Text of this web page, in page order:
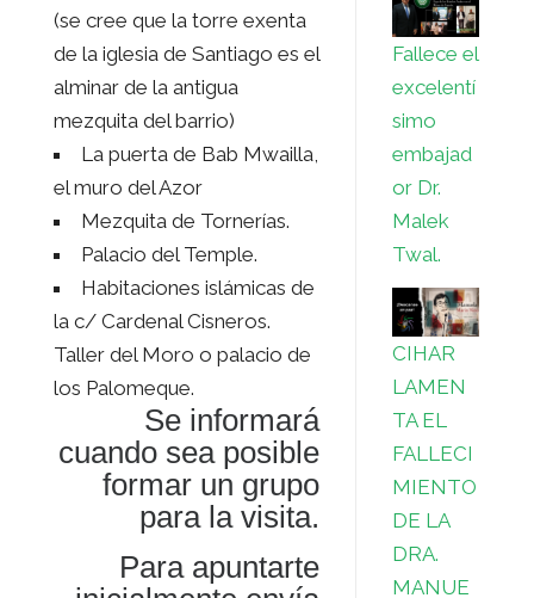
(se cree que la torre exenta
de la iglesia de Santiago es el
alminar de la antigua
mezquita del barrio)
La puerta de Bab Mwailla,
el muro del Azor
Mezquita de Tornerías.
Palacio del Temple.
Habitaciones islámicas de
la c/ Cardenal Cisneros.
Taller del Moro o palacio de
los Palomeque.
Se informará
cuando sea posible
formar un grupo
para la visita.
Para apuntarte
Fallece el
excelentí
simo
embajad
or Dr.
Malek
Twal.
CIHAR
LAMEN
TA EL
FALLECI
MIENTO
DE LA
DRA.
MANUE